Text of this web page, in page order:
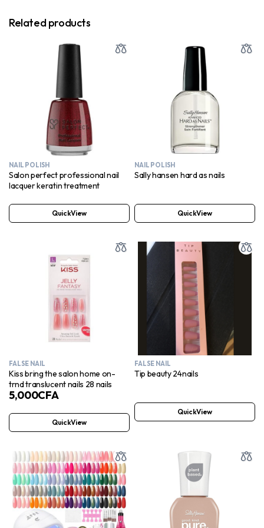
Related products
NAIL POLISH
Salon perfect professional nail
lacquer keratin treatment
QuickView
NAIL POLISH
Sally hansen hard as nails
QuickView
FALSE NAIL
Kiss bring the salon home on-
trnd translucent nails 28 nails
5,000CFA
QuickView
FALSE NAIL
Tip beauty 24nails
QuickView